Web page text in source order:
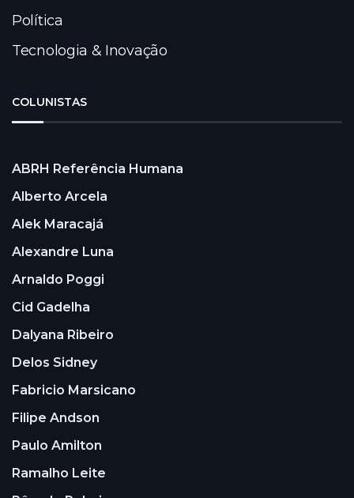
Política
Tecnologia & Inovação
COLUNISTAS
ABRH Referência Humana
Alberto Arcela
Alek Maracajá
Alexandre Luna
Arnaldo Poggi
Cid Gadelha
Dalyana Ribeiro
Delos Sidney
Fabricio Marsicano
Filipe Andson
Paulo Amilton
Ramalho Leite